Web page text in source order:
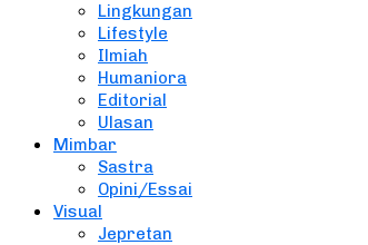
Lingkungan
Lifestyle
Ilmiah
Humaniora
Editorial
Ulasan
Mimbar
Sastra
Opini/Essai
Visual
Jepretan